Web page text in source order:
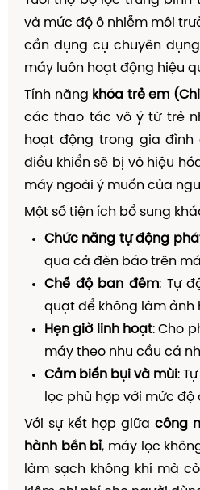
và mức độ ô nhiễm môi
cần dụng cụ chuyên
máy luôn hoạt động hiệu
Tính năng khóa trẻ em
các thao tác vô ý từ trẻ
hoạt động trong gia đình
điều khiển sẽ bị vô hiệu
máy ngoài ý muốn của
Một số tiện ích bổ sung
Chức năng tự động
qua cả đèn báo trên
Chế độ ban đêm: Tự
quạt để không làm ảnh
Hẹn giờ linh hoạt: Cho
máy theo nhu cầu cá
Cảm biến bụi và mùi:
lọc phù hợp với mức độ
Với sự kết hợp giữa công
hành bền bỉ, máy lọc
làm sạch không khí mà